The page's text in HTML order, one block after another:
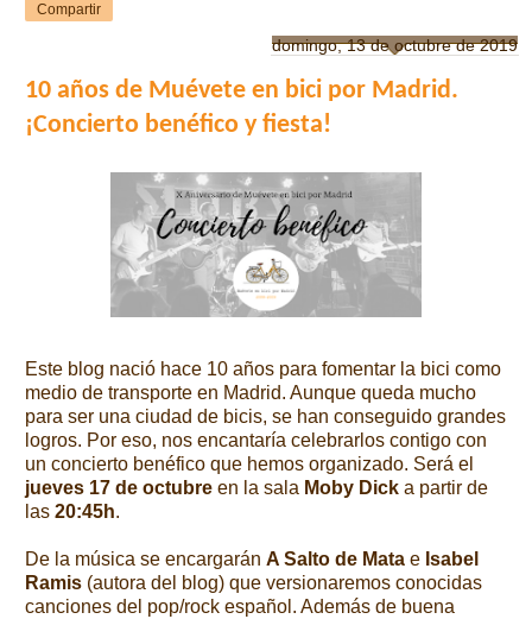
Compartir
domingo, 13 de octubre de 2019
10 años de Muévete en bici por Madrid.
¡Concierto benéfico y fiesta!
Este blog nació hace 10 años para fomentar la bici como
medio de transporte en Madrid. Aunque queda mucho
para ser una ciudad de bicis, se han conseguido grandes
logros. Por eso, nos encantaría celebrarlos contigo con
un concierto benéfico que hemos organizado. Será el
jueves 17 de octubre en la sala Moby Dick a partir de
las 20:45h.
De la música se encargarán A Salto de Mata e Isabel
Ramis (autora del blog) que versionaremos conocidas
canciones del pop/rock español. Además de buena